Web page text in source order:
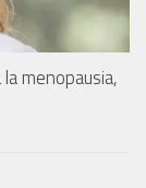
menopausia,